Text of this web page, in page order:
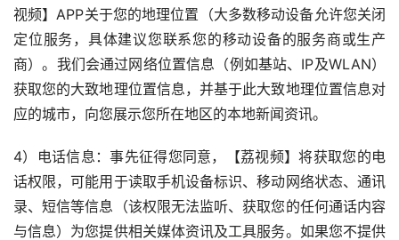
视频】APP关于您的地理位置（大多数移动设备允许您关闭
定位服务，具体建议您联系您的移动设备的服务商或生产
商）。我们会通过网络位置信息（例如基站、IP及WLAN）
获取您的大致地理位置信息，并基于此大致地理位置信息对
应的城市，向您展示您所在地区的本地新闻资讯。
4）电话信息：事先征得您同意，【荔视频】将获取您的电
话权限，可能用于读取手机设备标识、移动网络状态、通讯
录、短信等信息（该权限无法监听、获取您的任何通话内容
与信息）为您提供相关媒体资讯及工具服务。如果您不提供